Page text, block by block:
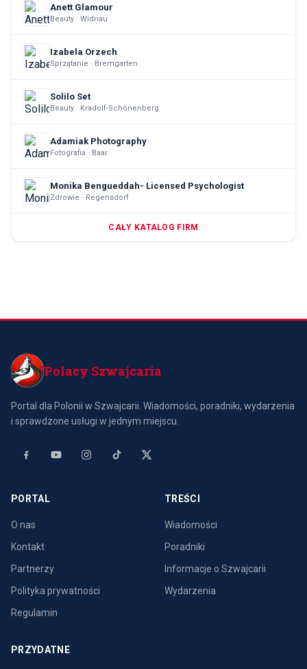
Anett Glamour
Beauty · Widnau
Izabela Orzech
Sprzątanie · Bremgarten
Solilo Set
Beauty · Kradolf-Schönenberg
Adamiak Photography
Fotografia · Baar
Monika Bengueddah- Licensed Psychologist
Zdrowie · Regensdorf
CAŁY KATALOG FIRM
Polacy Szwajcaria
Portal dla Polonii w Szwajcarii. Wiadomości, poradniki, wydarzenia
i sprawdzone usługi w jednym miejscu.
PORTAL
O nas
Kontakt
Partnerzy
Polityka prywatności
Regulamin
TREŚCI
Wiadomości
Poradniki
Informacje o Szwajcarii
Wydarzenia
PRZYDATNE